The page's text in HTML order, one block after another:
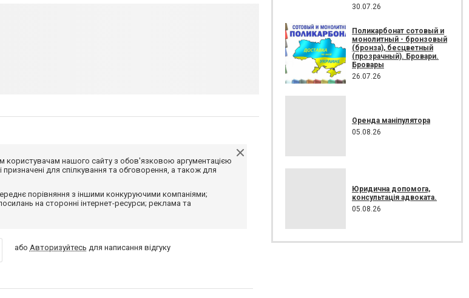
користувачам нашого сайту з обов'язковою аргументацією
для спілкування та обговорення, а також для
порівняння з іншими конкуруючими компаніями;
на сторонні інтернет-ресурси; реклама та
або Авторизуйтесь для написання відгуку
30.07.26
Поликарбонат сотовый и
монолитный - бронзовый
(бронза), бесцветный
(прозрачный). Бровари.
Бровары
26.07.26
Оренда маніпулятора
05.08.26
Юридична допомога,
консультація адвоката.
05.08.26